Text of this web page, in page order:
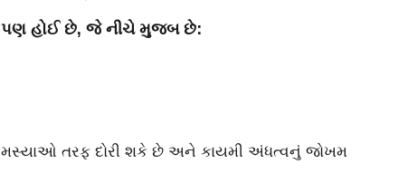
પણ હોઈ છે, જે નીચે મુજબ છે:
તરફ દોરી શકે છે અને કાયમી અંધત્વનું જોખમ